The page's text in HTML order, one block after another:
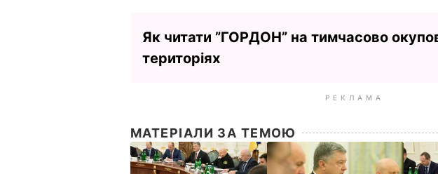
Як читати ”ГОРДОН” на тимчасово
територіях
РЕКЛАМА
МАТЕРІАЛИ ЗА ТЕМОЮ